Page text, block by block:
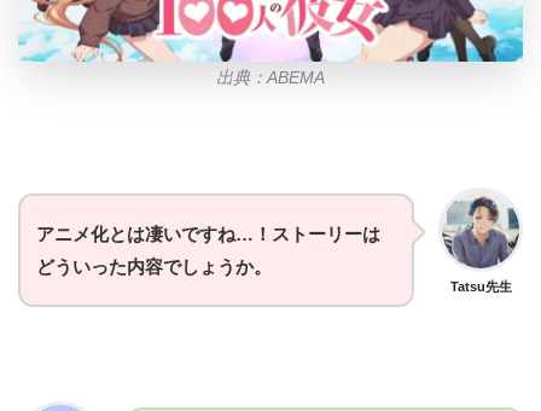
出典：ABEMA
Tatsu先生
アニメ化とは凄いですね…！ストーリーは
どういった内容でしょうか。